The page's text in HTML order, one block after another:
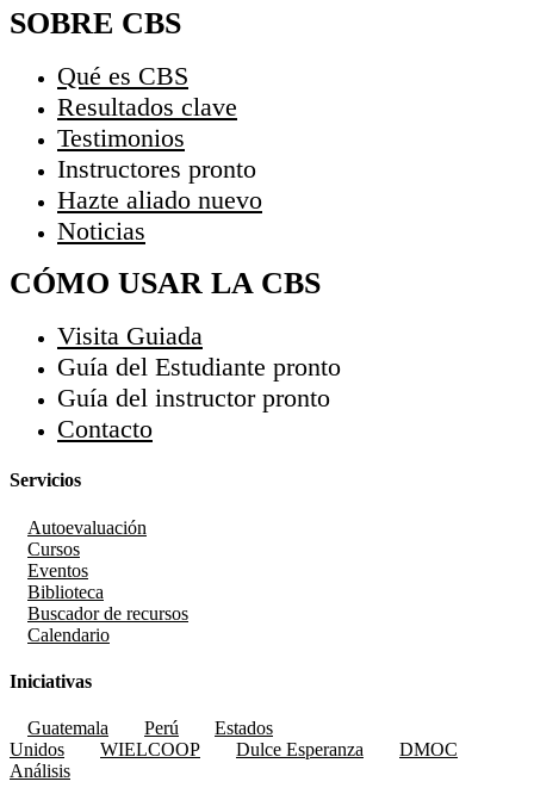
SOBRE CBS
Qué es CBS
Resultados clave
Testimonios
Instructores pronto
Hazte aliado nuevo
Noticias
CÓMO USAR LA CBS
Visita Guiada
Guía del Estudiante pronto
Guía del instructor pronto
Contacto
Servicios
Autoevaluación
Cursos
Eventos
Biblioteca
Buscador de recursos
Calendario
Iniciativas
Guatemala Perú
Estados
Unidos
WIELCOOP Dulce Esperanza
DMOC
Análisis